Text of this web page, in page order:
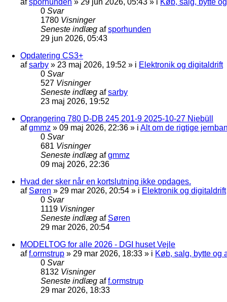
0 Svar
1780 Visninger
Seneste indlæg afsporhunden
29 jun 2026, 05:43
Opdatering CS3+
afsarby » 23 maj 2026, 19:52 » i Elektronik og digitaldrift
0 Svar
527 Visninger
Seneste indlæg afsarby
23 maj 2026, 19:52
Oprangering 780 D-DB 245 201-9 2025-10-27 Niebüll
afgmmz » 09 maj 2026, 22:36 » i Alt om de rigtige
0 Svar
681 Visninger
Seneste indlæg afgmmz
09 maj 2026, 22:36
Hvad der sker når en kortslutning ikke opdages.
af Søren » 29 mar 2026, 20:54 » i Elektronik og digitaldrift
0 Svar
1119 Visninger
Seneste indlæg af Søren
29 mar 2026, 20:54
MODELTOG for alle 2026 - DGI huset Vejle
aff.ormstrup » 29 mar 2026, 18:33 » i Køb, salg, bytte og
0 Svar
8132 Visninger
Seneste indlæg aff.ormstrup
29 mar 2026, 18:33